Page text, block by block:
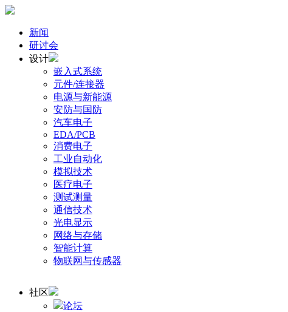
新闻
研讨会
设计
嵌入式系统
元件/连接器
电源与新能源
安防与国防
汽车电子
EDA/PCB
消费电子
工业自动化
模拟技术
医疗电子
测试测量
通信技术
光电显示
网络与存储
智能计算
物联网与传感器
社区
论坛